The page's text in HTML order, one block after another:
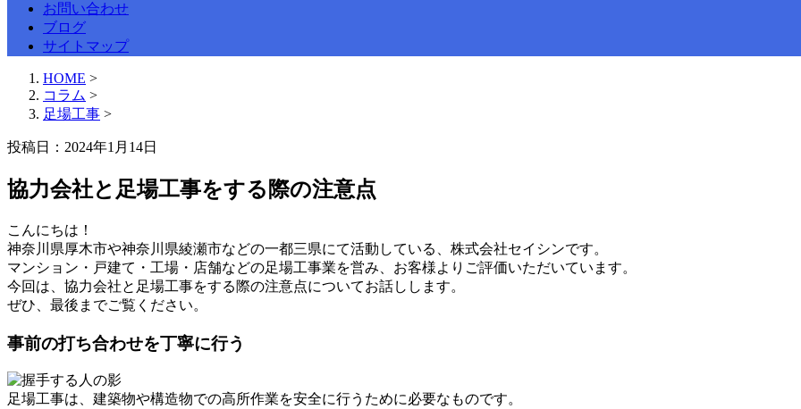
お問い合わせ
ブログ
サイトマップ
HOME >
コラム >
足場工事 >
投稿日：2024年1月14日
協力会社と足場工事をする際の注意点
こんにちは！
神奈川県厚木市や神奈川県綾瀬市などの一都三県にて活動している、株式会社セイシンです。
マンション・戸建て・工場・店舗などの足場工事業を営み、お客様よりご評価いただいています。
今回は、協力会社と足場工事をする際の注意点についてお話しします。
ぜひ、最後までご覧ください。
事前の打ち合わせを丁寧に行う
足場工事は、建築物や構造物での高所作業を安全に行うために必要なものです。